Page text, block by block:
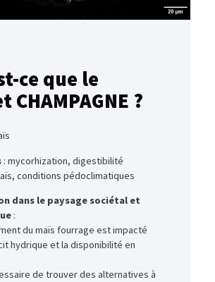
ce que le
CHAMPAGNE ?
: mycorhization, digestibilité
conditions pédoclimatiques
dans le paysage sociétal et
:
du maïs fourrage est impacté
hydrique et la disponibilité en
de trouver des alternatives à